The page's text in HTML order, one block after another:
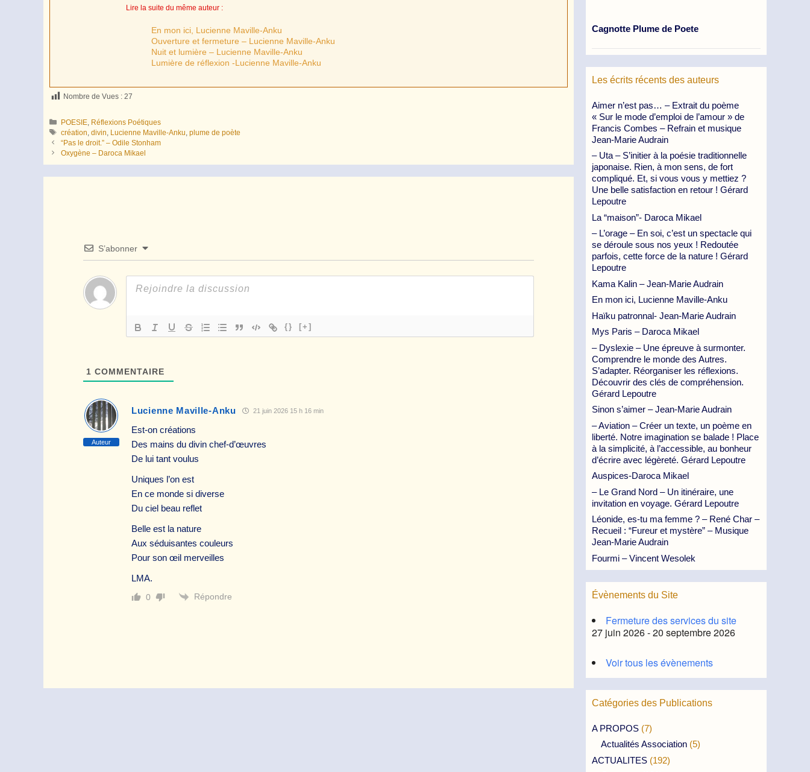
Lire la suite du même auteur :
En mon ici, Lucienne Maville-Anku
Ouverture et fermeture – Lucienne Maville-Anku
Nuit et lumière – Lucienne Maville-Anku
Lumière de réflexion -Lucienne Maville-Anku
Nombre de Vues : 27
Catégories
POESIE Réflexions Poétiques
Étiquettes
création ,divin Lucienne Maville-Anku ,plume de poète
“Pas le droit.” – Odile Stonham
Oxygène – Daroca Mikael
S’abonner
{} [+]
1 COMMENTAIRE
Auteur
Lucienne Maville-Anku 21 juin 2026 15 h 16 min
Est-on créations
Des mains du divin chef-d’œuvres
De lui tant voulus
Uniques l’on est
En ce monde si diverse
Du ciel beau reflet
Belle est la nature
Aux séduisantes couleurs
Pour son œil merveilles
LMA.
0 Répondre
Cagnotte Plume de Poete
Les écrits récents des auteurs
Aimer n’est pas… – Extrait du poème
« Sur le mode d’emploi de l’amour » de
Francis Combes – Refrain et musique
Jean-Marie Audrain
– Uta – S’initier à la poésie traditionnelle
japonaise. Rien, à mon sens, de fort
compliqué. Et, si vous vous y mettiez ?
Une belle satisfaction en retour ! Gérard
Lepoutre
La “maison”- Daroca Mikael
– L’orage – En soi, c’est un spectacle qui
se déroule sous nos yeux ! Redoutée
parfois, cette force de la nature ! Gérard
Lepoutre
Kama Kalin – Jean-Marie Audrain
En mon ici, Lucienne Maville-Anku
Haïku patronnal- Jean-Marie Audrain
Mys Paris – Daroca Mikael
– Dyslexie – Une épreuve à surmonter.
Comprendre le monde des Autres.
S’adapter. Réorganiser les réflexions.
Découvrir des clés de compréhension.
Gérard Lepoutre
Sinon s’aimer – Jean-Marie Audrain
– Aviation – Créer un texte, un poème en
liberté. Notre imagination se balade ! Place
à la simplicité, à l’accessible, au bonheur
d’écrire avec légèreté. Gérard Lepoutre
Auspices-Daroca Mikael
– Le Grand Nord – Un itinéraire, une
invitation en voyage. Gérard Lepoutre
Léonide, es-tu ma femme ? – René Char –
Recueil : “Fureur et mystère” – Musique
Jean-Marie Audrain
Fourmi – Vincent Wesolek
Évènements du Site
Fermeture des services du site
27 juin 2026 - 20 septembre 2026
Voir tous les évènements
Catégories des Publications
A PROPOS (7)
Actualités Association (5)
ACTUALITES (192)